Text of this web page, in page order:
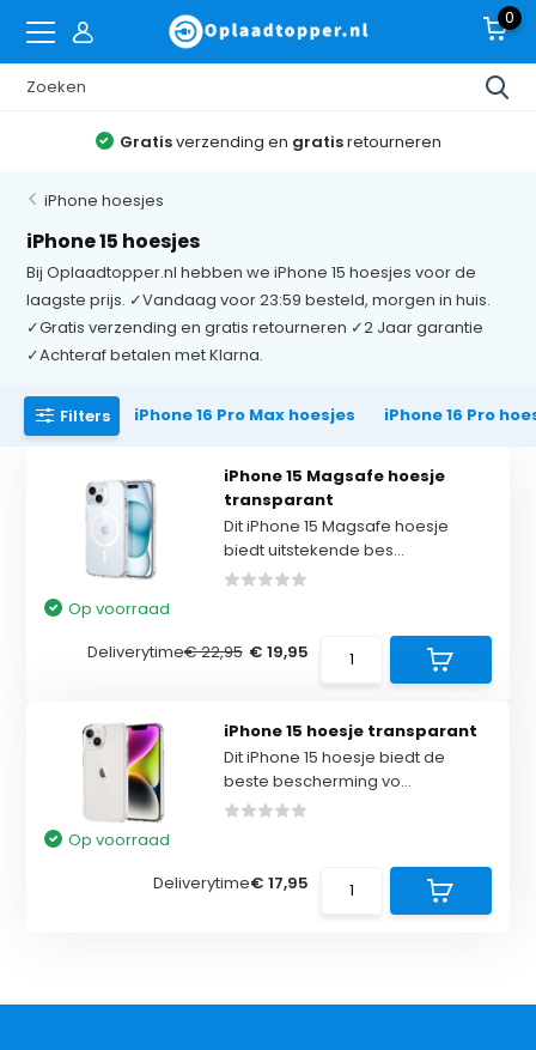
0
Gratisverzending en gratisretourneren
iPhone hoesjes
iPhone 15 hoesjes
Bij Oplaadtopper.nl hebben we iPhone 15 hoesjes voor de
laagste prijs. ✓Vandaag voor 23:59 besteld, morgen in huis.
✓Gratis verzending en gratis retourneren ✓2 Jaar garantie
✓Achteraf betalen met Klarna.
Filters iPhone 16 Pro Max hoesjes iPhone 16 Pro
iPhone 15 Magsafe hoesje
transparant
Dit iPhone 15 Magsafe hoesje
biedt uitstekende bes...
Op voorraad
Deliverytime€ 22,95 € 19,95
iPhone 15 hoesje transparant
Dit iPhone 15 hoesje biedt de
beste bescherming vo...
Op voorraad
Deliverytime€ 17,95